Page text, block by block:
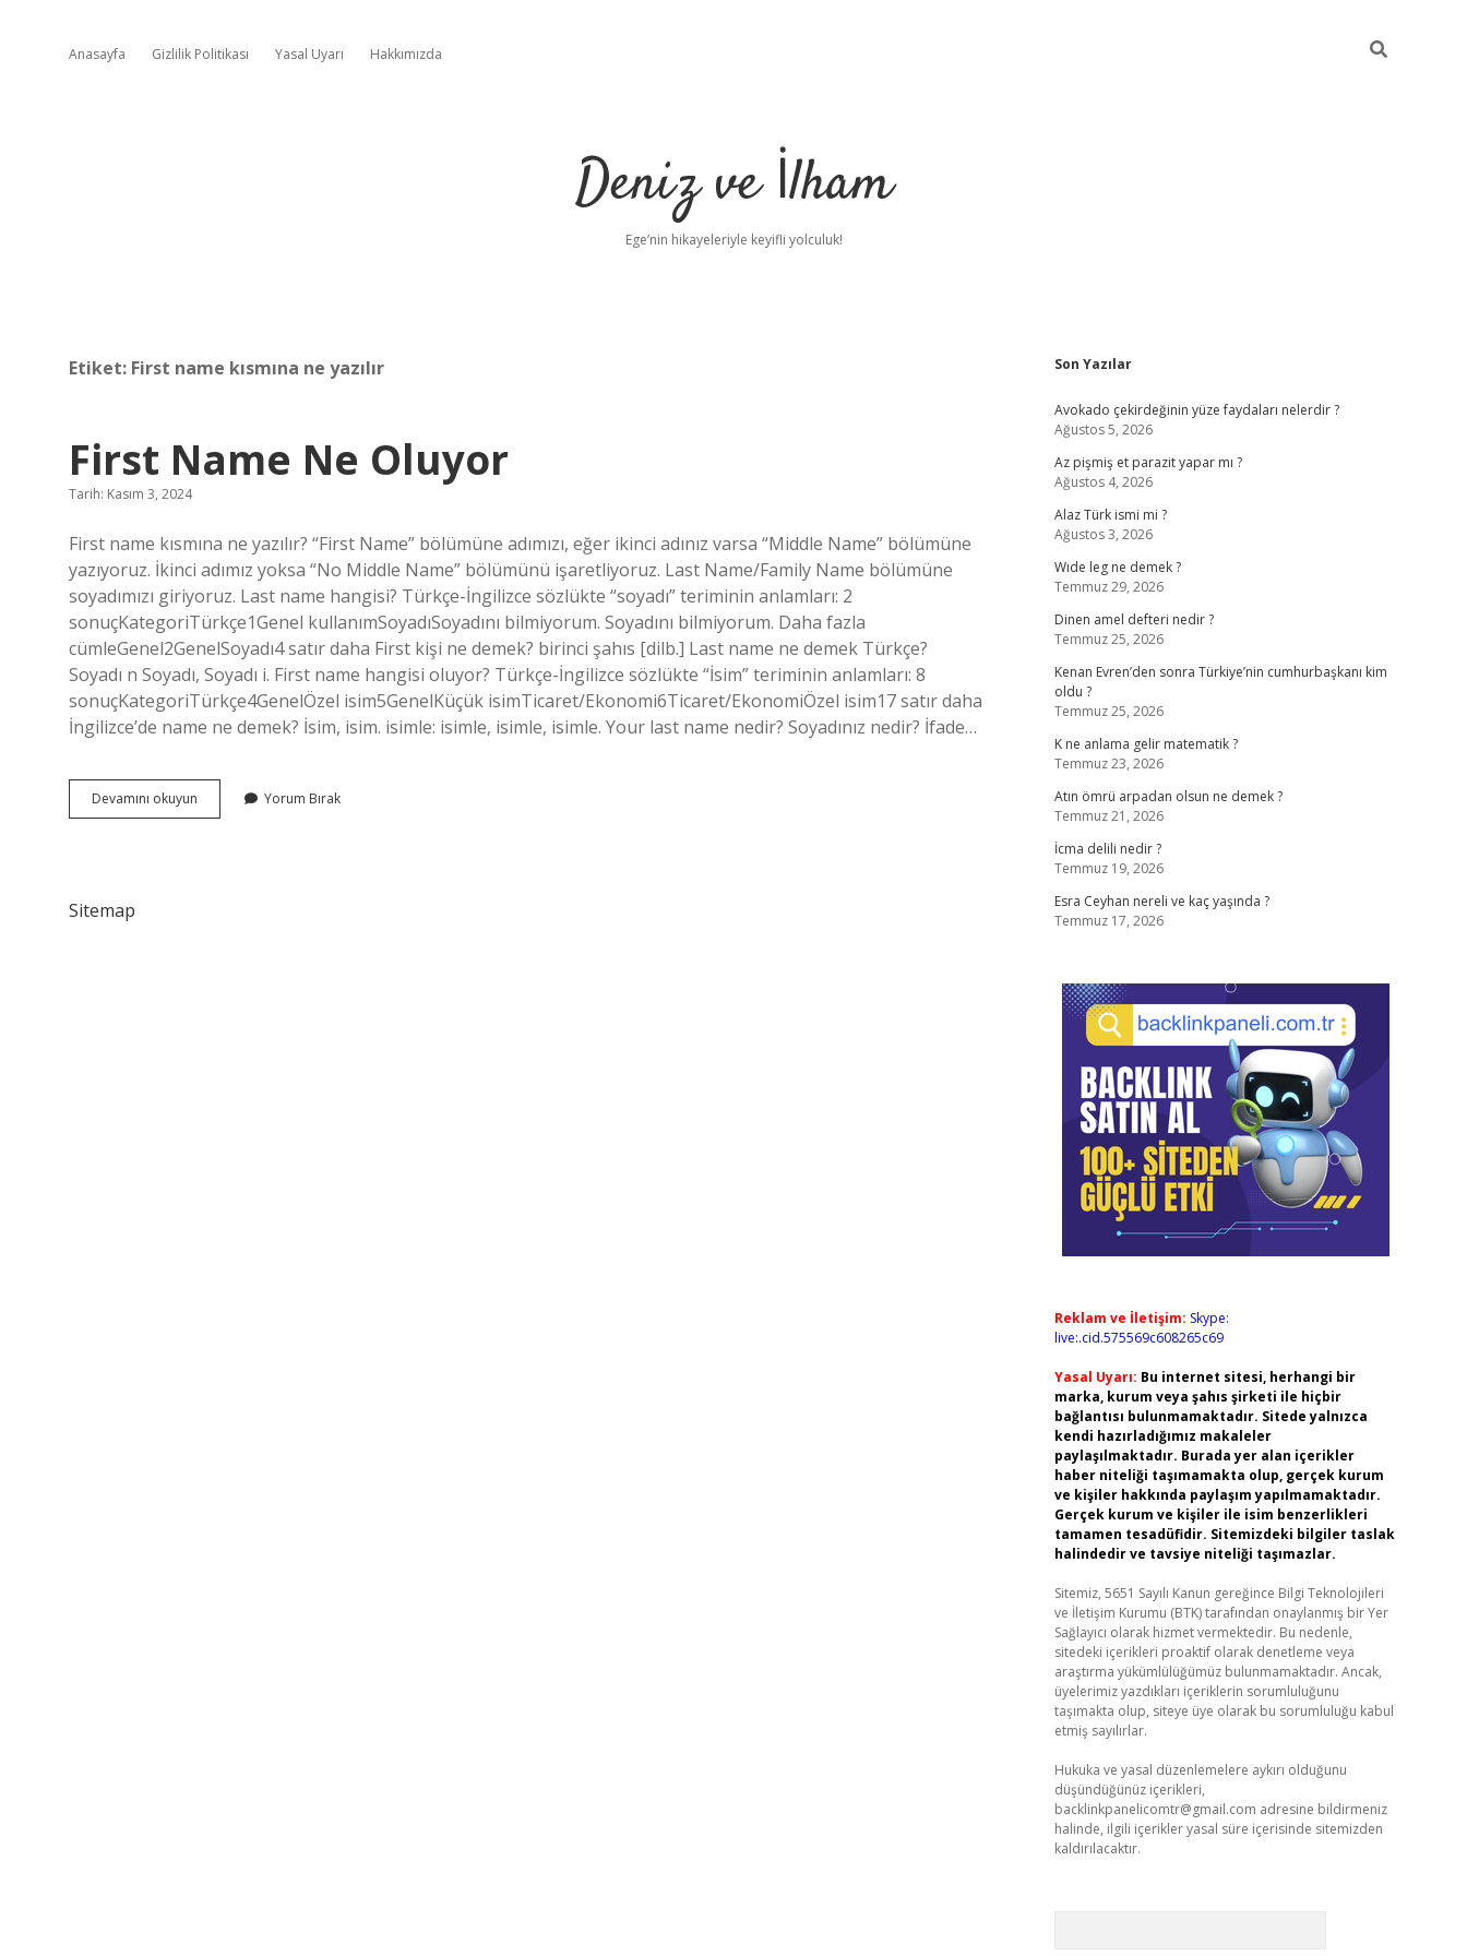
Anasayfa Gizlilik Politikası Yasal Uyarı Hakkımızda
Deniz ve İlham
Ege’nin hikayeleriyle keyifli yolculuk!
Etiket: First name kısmına ne yazılır
First Name Ne Oluyor
Tarih: Kasım 3, 2024
First name kısmına ne yazılır? “First Name” bölümüne adımızı, eğer ikinci adınız varsa “Middle Name” bölümüne
yazıyoruz. İkinci adımız yoksa “No Middle Name” bölümünü işaretliyoruz. Last Name/Family Name bölümüne
soyadımızı giriyoruz. Last name hangisi? Türkçe-İngilizce sözlükte “soyadı” teriminin anlamları: 2
sonuçKategoriTürkçe1Genel kullanımSoyadıSoyadını bilmiyorum. Soyadını bilmiyorum. Daha fazla
cümleGenel2GenelSoyadı4 satır daha First kişi ne demek? birinci şahıs [dilb.] Last name ne demek Türkçe?
Soyadı n Soyadı, Soyadı i. First name hangisi oluyor? Türkçe-İngilizce sözlükte “İsim” teriminin anlamları: 8
sonuçKategoriTürkçe4GenelÖzel isim5GenelKüçük isimTicaret/Ekonomi6Ticaret/EkonomiÖzel isim17 satır daha
İngilizce’de name ne demek? İsim, isim. isimle: isimle, isimle, isimle. Your last name nedir? Soyadınız nedir? İfade…
Devamını okuyun
Name
Yorum Bırak
Sitemap
Sidebar
Son Yazılar
Avokado çekirdeğinin yüze faydaları nelerdir ?
Ağustos 5, 2026
Az pişmiş et parazit yapar mı ?
Ağustos 4, 2026
Alaz Türk ismi mi ?
Ağustos 3, 2026
Wıde leg ne demek ?
Temmuz 29, 2026
Dinen amel defteri nedir ?
Temmuz 25, 2026
Kenan Evren’den sonra Türkiye’nin cumhurbaşkanı kim
oldu ?
Temmuz 25, 2026
K ne anlama gelir matematik ?
Temmuz 23, 2026
Atın ömrü arpadan olsun ne demek ?
Temmuz 21, 2026
İcma delili nedir ?
Temmuz 19, 2026
Esra Ceyhan nereli ve kaç yaşında ?
Temmuz 17, 2026
Reklam ve İletişim: Skype:
live:.cid.575569c608265c69
Yasal Uyarı: Bu internet sitesi, herhangi bir
marka, kurum veya şahıs şirketi ile hiçbir
bağlantısı bulunmamaktadır. Sitede yalnızca
kendi hazırladığımız makaleler
paylaşılmaktadır. Burada yer alan içerikler
haber niteliği taşımamakta olup, gerçek kurum
ve kişiler hakkında paylaşım yapılmamaktadır.
Gerçek kurum ve kişiler ile isim benzerlikleri
tamamen tesadüfidir. Sitemizdeki bilgiler taslak
halindedir ve tavsiye niteliği taşımazlar.
Sitemiz, 5651 Sayılı Kanun gereğince Bilgi Teknolojileri
ve İletişim Kurumu (BTK) tarafından onaylanmış bir Yer
Sağlayıcı olarak hizmet vermektedir. Bu nedenle,
sitedeki içerikleri proaktif olarak denetleme veya
araştırma yükümlülüğümüz bulunmamaktadır. Ancak,
üyelerimiz yazdıkları içeriklerin sorumluluğunu
taşımakta olup, siteye üye olarak bu sorumluluğu kabul
etmiş sayılırlar.
Hukuka ve yasal düzenlemelere aykırı olduğunu
düşündüğünüz içerikleri,
backlinkpanelicomtr@gmail.com adresine bildirmeniz
halinde, ilgili içerikler yasal süre içerisinde sitemizden
kaldırılacaktır.